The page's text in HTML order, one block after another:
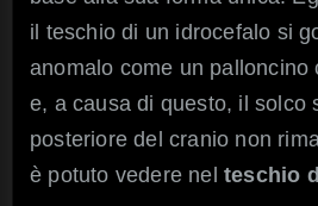
il teschio di un idrocefalo si
anomalo come un palloncino
e, a causa di questo, il solco
posteriore del cranio non
è potuto vedere nel teschio